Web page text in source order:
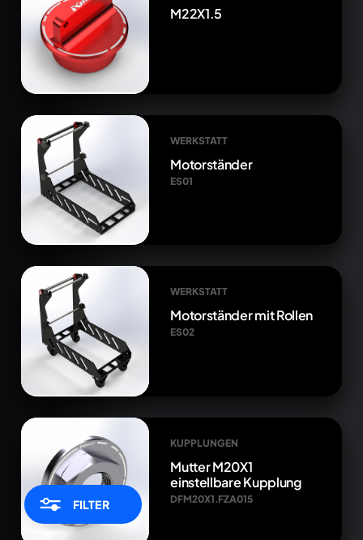
FILTER
M22X1.5
WERKSTATT
Motorständer
ES01
WERKSTATT
Motorständer mit Rollen
ES02
KUPPLUNGEN
Mutter M20X1
einstellbare Kupplung
DFM20X1.FZA015